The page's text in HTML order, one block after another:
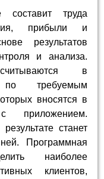
труда
прибыли и
результатов
и анализа.
в
по требуемым
вносятся в
станет
Программная
наиболее
клиентов,